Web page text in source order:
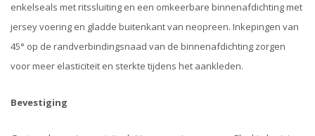
enkelseals met ritssluiting en een omkeerbare binnenafdichting met
jersey voering en gladde buitenkant van neopreen. Inkepingen van
45° op de randverbindingsnaad van de binnenafdichting zorgen
voor meer elasticiteit en sterkte tijdens het aankleden.
Bevestiging